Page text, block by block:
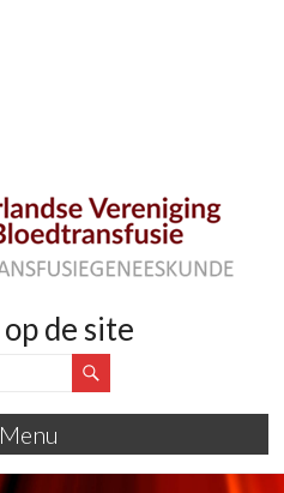
de site
Menu